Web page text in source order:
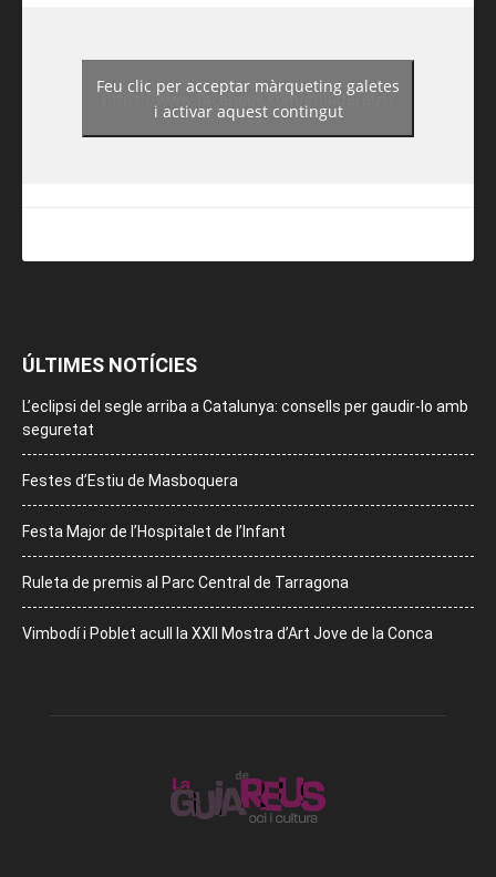
https://www.facebook.com/guiadereus/
Feu clic per acceptar màrqueting galetes
i activar aquest contingut
ÚLTIMES NOTÍCIES
L’eclipsi del segle arriba a Catalunya: consells per gaudir-lo amb
seguretat
Festes d’Estiu de Masboquera
Festa Major de l’Hospitalet de l’Infant
Ruleta de premis al Parc Central de Tarragona
Vimbodí i Poblet acull la XXII Mostra d’Art Jove de la Conca